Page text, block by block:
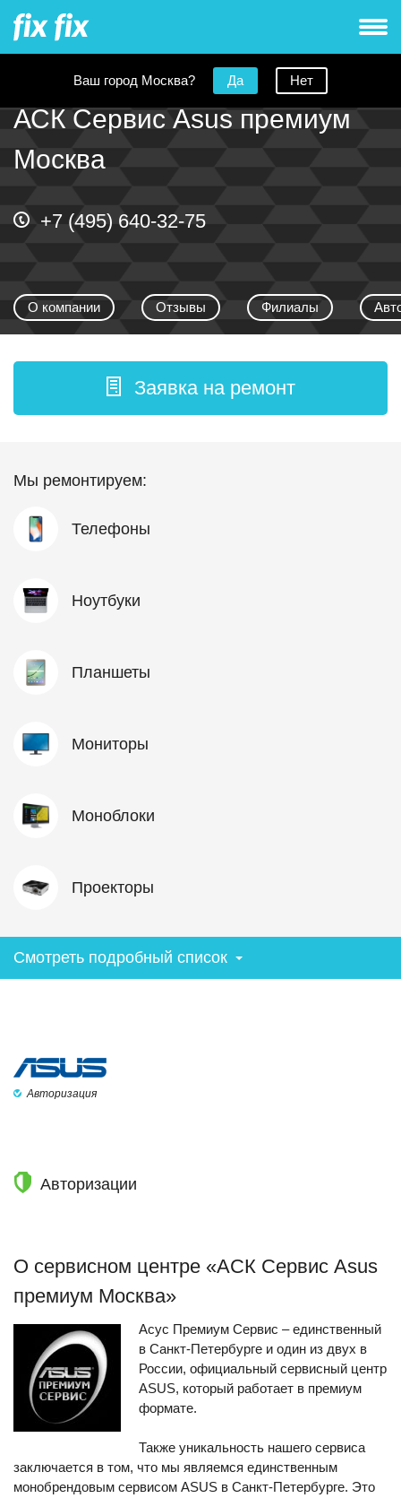
Ваш город Москва? Да Нет
АСК Сервис Asus премиум
Москва
+7 (495) 640-32-75
О компании Отзывы Филиалы
Заявка на ремонт
Мы ремонтируем:
Телефоны
Ноутбуки
Планшеты
Мониторы
Моноблоки
Проекторы
Смотреть подробный список
Авторизация
Авторизации
О сервисном центре «АСК Сервис Asus
премиум Москва»
Асус Премиум Сервис – единственный
в Санкт-Петербурге и один из двух в
России, официальный сервисный центр
ASUS, который работает в премиум
формате.
Также уникальность нашего сервиса
заключается в том, что мы являемся единственным
монобрендовым сервисом ASUS в Санкт-Петербурге. Это